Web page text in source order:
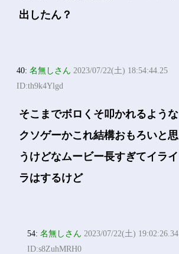
出したん？
40:名無しさん 2023/07/22(土) 18:54:44.25
ID:th9k4Ylgd
そこまでボロくそ叩かれるような
クソゲーかこれ結構おもろいと思
うけどなムービー長すぎてイライ
ラはするけど
54:名無しさん 2023/07/22(土) 19:02:26.34
ID:s8ZuhMRH0